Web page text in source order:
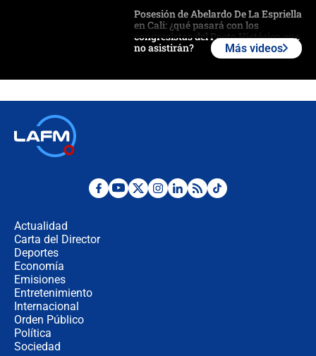
Posesión de Abelardo De La Espriella
en Cali: ¿qué pasará con los
congresistas del Pacto Histórico que
no asistirán?
¿Por qué De la Espriella gobernará
Más videos
Actualidad
Carta del Director
Deportes
Economía
Emisiones
Entretenimiento
Internacional
Orden Público
Política
Sociedad